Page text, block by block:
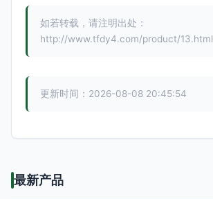
如若转载，请注明出处：
http://www.tfdy4.com/product/13.html
更新时间：2026-08-08 20:45:54
最新产品